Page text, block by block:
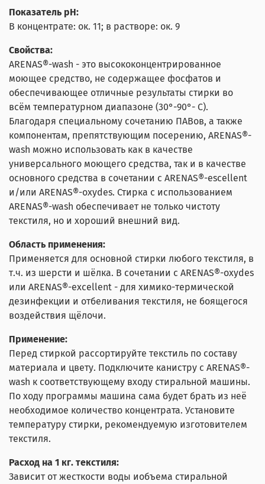
Показатель pH:
В концентрате: ок. 11; в растворе: ок. 9
Свойства:
ARENAS®-wash - это высококонцентрированное
моющее средство, не содержащее фосфатов и
обеспечивающее отличные результаты стирки во
всём температурном диапазоне (30°-90°- С).
Благодаря специальному сочетанию ПАВов, а также
компонентам, препятствующим посерению, ARENAS®-
wash можно использовать как в качестве
универсального моющего средства, так и в качестве
основного средства в сочетании с ARENAS®-escellent
и/или ARENAS®-oxydes. Стирка с использованием
ARENAS®-wash обеспечивает не только чистоту
текстиля, но и хороший внешний вид.
Область применения:
Применяется для основной стирки любого текстиля, в
т.ч. из шерсти и шёлка. В сочетании с ARENAS®-oxydes
или ARENAS®-excellent - для химико-термической
дезинфекции и отбеливания текстиля, не боящегося
воздействия щёлочи.
Применение:
Перед стиркой рассортируйте текстиль по составу
материала и цвету. Подключите канистру с ARENAS®-
wash к соответствующему входу стиральной машины.
По ходу программы машина сама будет брать из неё
необходимое количество концентрата. Установите
температуру стирки, рекомендуемую изготовителем
текстиля.
Расход на 1 кг. текстиля:
Зависит от жесткости воды иобъема стиральной